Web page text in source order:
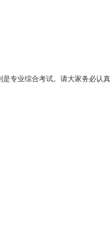
专业综合考试。请大家务必认真